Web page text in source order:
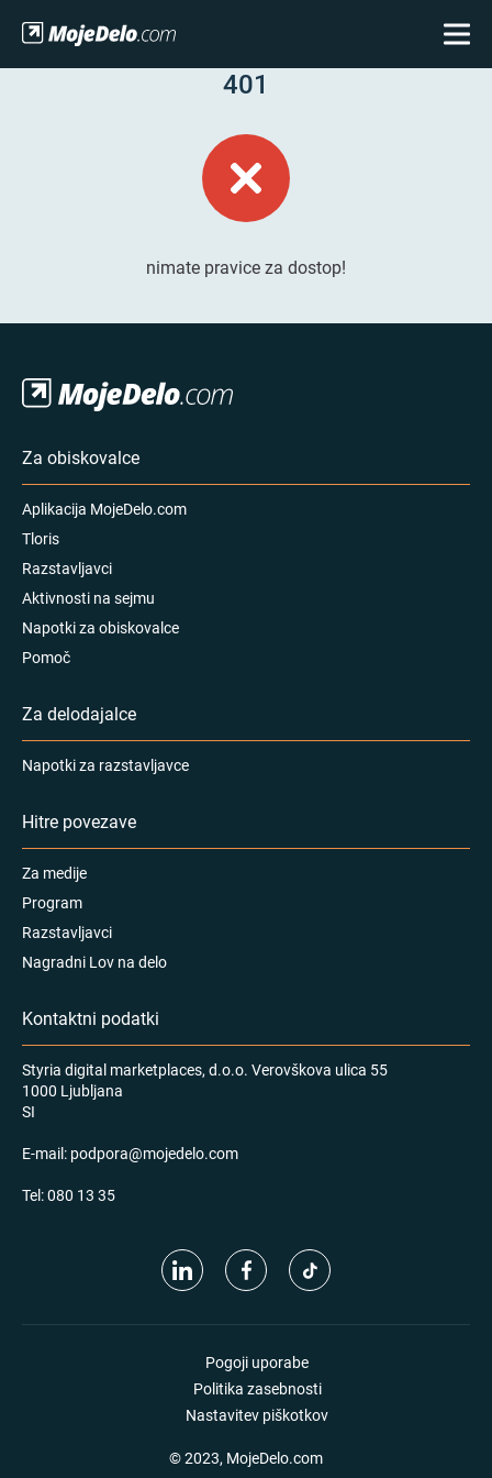
401
nimate pravice za dostop!
Za obiskovalce
Aplikacija MojeDelo.com
Tloris
Razstavljavci
Aktivnosti na sejmu
Napotki za obiskovalce
Pomoč
Za delodajalce
Napotki za razstavljavce
Hitre povezave
Za medije
Program
Razstavljavci
Nagradni Lov na delo
Kontaktni podatki
Styria digital marketplaces, d.o.o. Verovškova ulica 55
1000 Ljubljana
SI
E-mail: podpora@mojedelo.com
Tel:080 13 35
Pogoji uporabe
Politika zasebnosti
Nastavitev piškotkov
© 2023, MojeDelo.com